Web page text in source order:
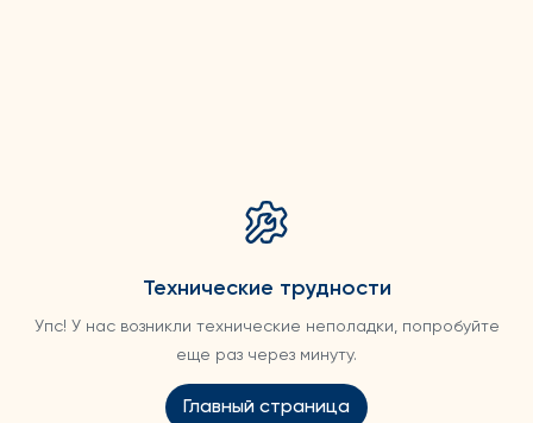
Технические трудности
Упс! У нас возникли технические неполадки, попробуйте
еще раз через минуту.
Главный страница